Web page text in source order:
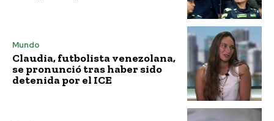
Mundo
Claudia, futbolista venezolana,
se pronunció tras haber sido
detenida por el ICE